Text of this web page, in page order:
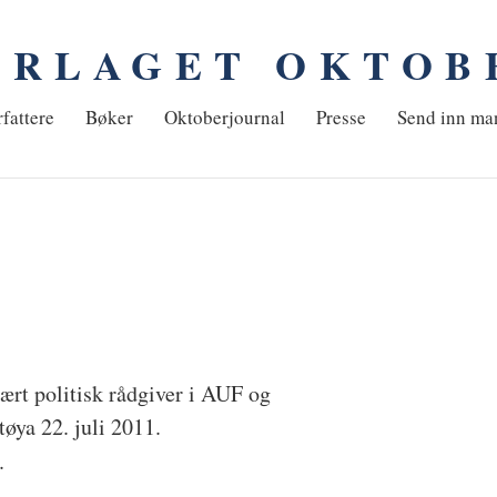
Bøker Oktoberjournal Presse Send inn
politisk rådgiver i AUF og
22. juli 2011.